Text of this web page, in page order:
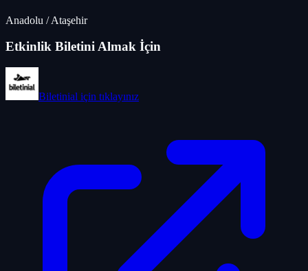
Anadolu /Ataşehir
Etkinlik Biletini Almak İçin
Biletinial için tıklayınız